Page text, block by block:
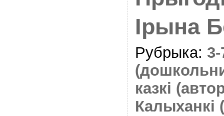
Ірына
Рубрыка:
казкі